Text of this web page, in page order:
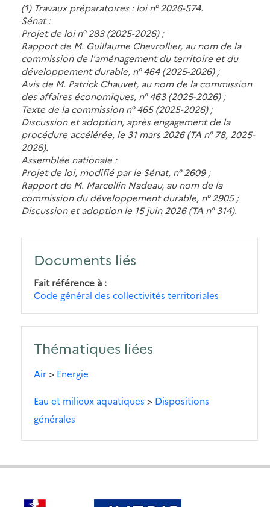
(1) Travaux préparatoires : loi n° 2026-574.
Sénat :
Projet de loi n° 283 (2025-2026) ;
Rapport de M. Guillaume Chevrollier, au nom de la
commission de l'aménagement du territoire et du
développement durable, n° 464 (2025-2026) ;
Avis de M. Patrick Chauvet, au nom de la commission
des affaires économiques, n° 463 (2025-2026) ;
Texte de la commission n° 465 (2025-2026) ;
Discussion et adoption, après engagement de la
procédure accélérée, le 31 mars 2026 (TA n° 78, 2025-
2026).
Assemblée nationale :
Projet de loi, modifié par le Sénat, n° 2609 ;
Rapport de M. Marcellin Nadeau, au nom de la
commission du développement durable, n° 2905 ;
Discussion et adoption le 15 juin 2026 (TA n° 314).
Documents liés
Fait référence à
Code général des collectivités territoriales
Thématiques liées
Air> Energie
Eau et milieux aquatiques > Dispositions
générales